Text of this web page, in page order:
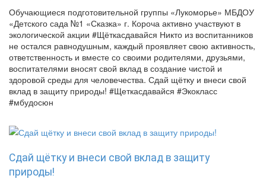
Обучающиеся подготовительной группы «Лукоморье» МБДОУ
«Детского сада №1 «Сказка» г. Короча активно участвуют в
экологической акции #Щёткасдавайся Никто из воспитанников
не остался равнодушным, каждый проявляет свою активность,
ответственность и вместе со своими родителями, друзьями,
воспитателями вносят свой вклад в создание чистой и
здоровой среды для человечества. Сдай щётку и внеси свой
вклад в защиту природы! #Щеткасдавайся #Экокласс
#мбудосюн
Сдай щётку и внеси свой вклад в защиту
природы!